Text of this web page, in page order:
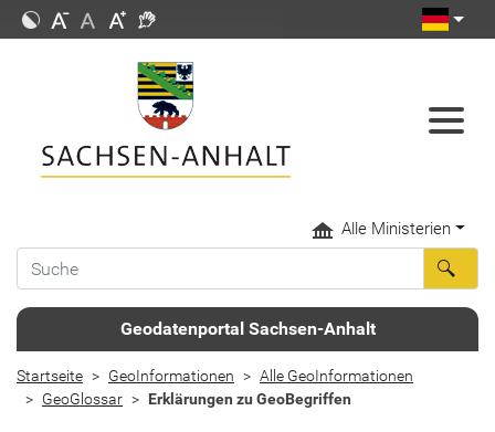
Alle Ministerien
Geodatenportal Sachsen-Anhalt
Startseite GeoInformationen
Alle GeoInformationen
GeoGlossar
Erklärungen zu GeoBegriffen